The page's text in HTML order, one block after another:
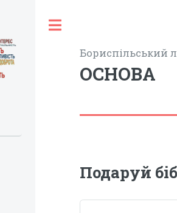
Бориспільський
ОСНОВА
Подаруй